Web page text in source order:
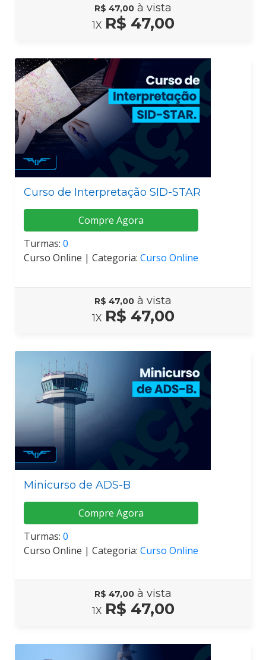
R$ 47,00 à vista
1X R$ 47,00
Curso de Interpretação SID-STAR
Compre Agora
Turmas: 0
Curso Online | Categoria: Curso Online
R$ 47,00 à vista
1X R$ 47,00
Minicurso de ADS-B
Compre Agora
Turmas: 0
Curso Online | Categoria: Curso Online
R$ 47,00 à vista
1X R$ 47,00